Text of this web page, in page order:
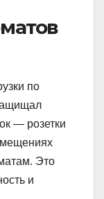
по
— розетки
Это
и